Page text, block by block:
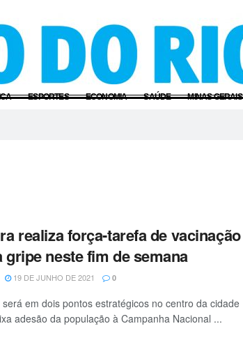
ESPORTES ECONOMIA SAÚDE MINAS GERAIS
realiza força-tarefa de vacinação
gripe neste fim de semana
19 DE JUNHO DE 2021 0
em dois pontos estratégicos no centro da cidade
adesão da população à Campanha Nacional ...